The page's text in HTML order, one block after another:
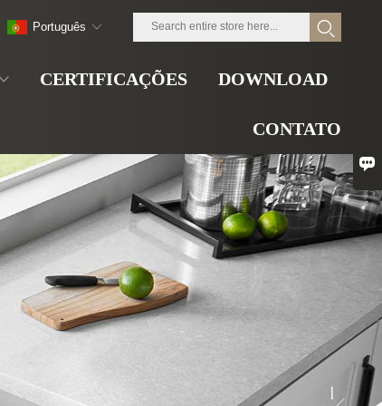
CERTIFICAÇÕES DOWNLOAD
CONTATO
Português
